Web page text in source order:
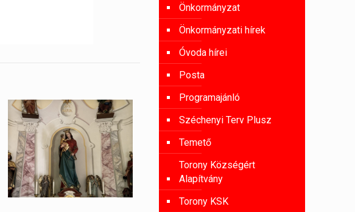
Önkormányzat
Önkormányzati hírek
Óvoda hírei
Posta
Programajánló
Széchenyi Terv Plusz
Temető
Torony Községért
Alapítvány
Torony KSK